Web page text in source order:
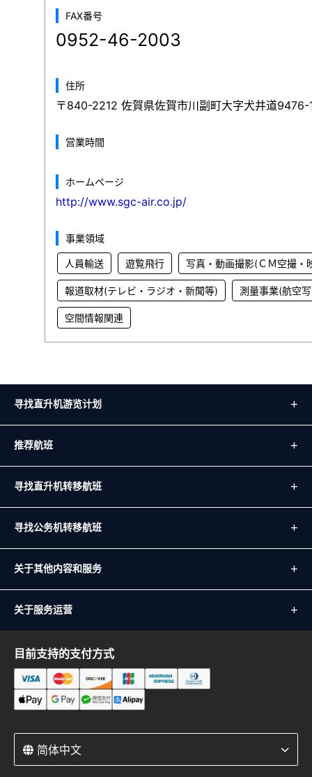
FAX番号
0952-46-2003
住所
〒840-2212 佐賀県佐賀市川副町大字犬井道9476-
営業時間
ホームページ
http://www.sgc-air.co.jp/
事業領域
人員輸送 遊覧飛行 写真・動画撮影(ＣＭ空撮・
報道取材(テレビ・ラジオ・新聞等) 測量事業(航空
空間情報関連
寻找直升机游览计划
推荐航班
寻找直升机转移航班
寻找公务机转移航班
关于其他内容和服务
关于服务运营
目前支持的支付方式
简体中文